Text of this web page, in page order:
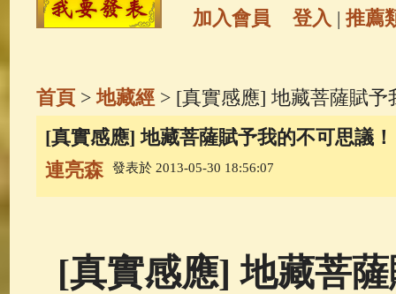
高僧故事 (141) 放生護生 (133)
一切如來心秘密全身舍利寶篋印
釋迦牟尼佛傳 (69)
佛典故事(36) 佛說療痔(腫瘤)
加入會員 登入 | 推薦
首頁>地藏經> [真實感應] 地藏菩薩賦予
[真實感應] 地藏菩薩賦予我的不可思議！
連亮森
發表於 2013-05-30 18:56:07
[真實感應] 地藏菩